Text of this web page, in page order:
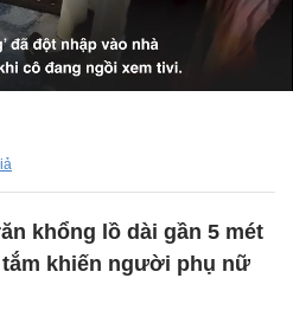
khổng lồ dài gần 5 mét
khiến người phụ nữ